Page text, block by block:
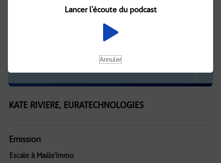
KATE RIVIERE, EURATECHNOLOGIES
Emission
Escale à Maille'Immo
Lancer l'écoute du podcast
Annuler